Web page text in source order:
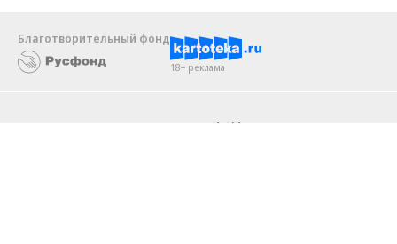
Благотворительный фонд
18+ реклама
Android